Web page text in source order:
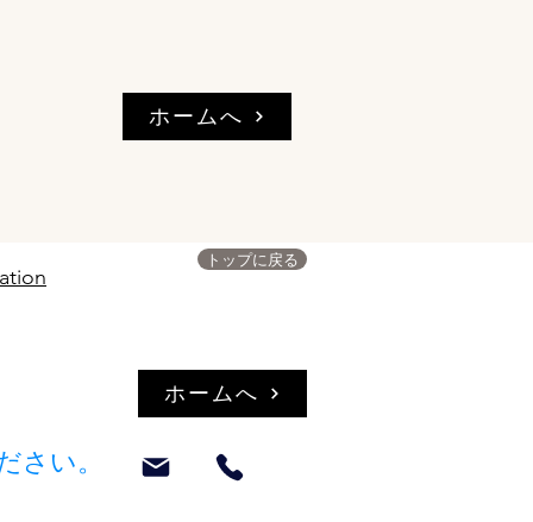
ホームへ
トップに戻る
ホームへ
さい。